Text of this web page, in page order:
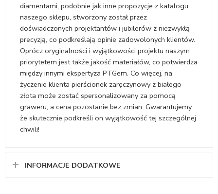
diamentami, podobnie jak inne propozycje z katalogu
naszego sklepu, stworzony został przez
doświadczonych projektantów i jubilerów z niezwykłą
precyzją, co podkreślają opinie zadowolonych klientów.
Oprócz oryginalności i wyjątkowości projektu naszym
priorytetem jest także jakość materiałów, co potwierdza
między innymi ekspertyza PTGem. Co więcej, na
życzenie klienta pierścionek zaręczynowy z białego
złota może zostać spersonalizowany za pomocą
graweru, a cena pozostanie bez zmian. Gwarantujemy,
że skutecznie podkreśli on wyjątkowość tej szczególnej
chwili!
INFORMACJE DODATKOWE